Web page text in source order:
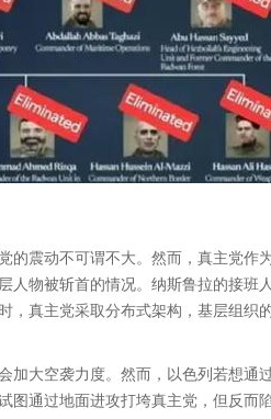
的震动不可谓不大。然而，真主党作
物被斩首的情况。纳斯鲁拉的接班
真主党采取分布式架构，基层组织
加大空袭力度。然而，以色列若想通
图通过地面进攻打垮真主党，但反而